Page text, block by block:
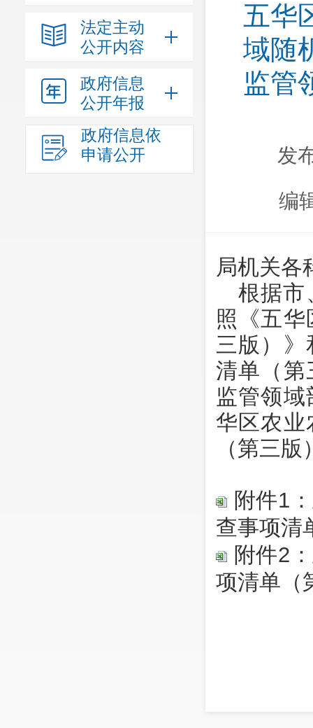
法定主动
公开内容
政府信息
公开年报
政府信息依
申请公开
五华
域随
监管
发
编
局机关各
根据市
照《五
三版）》
清单（第
监管领
华区农业
（第三
附件1
查事项清
附件2
项清单（